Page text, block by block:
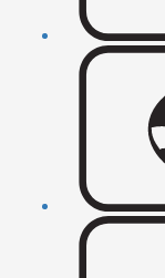
orientá-lo:
Eventos formais:
de ópera, um colar
e exibir sua liderança
No trabalho: Mostre
trabalho usando
maneira sutil, mas
Encontros
requinte e raridade